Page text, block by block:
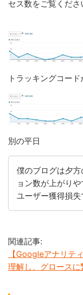
セス数をご覧くださ
トラッキングコー
別の平日
僕のブログは夕
ョン数が上がり
ユーザー獲得損
関連記事:
【Googleアナリテ
理解し、グロース